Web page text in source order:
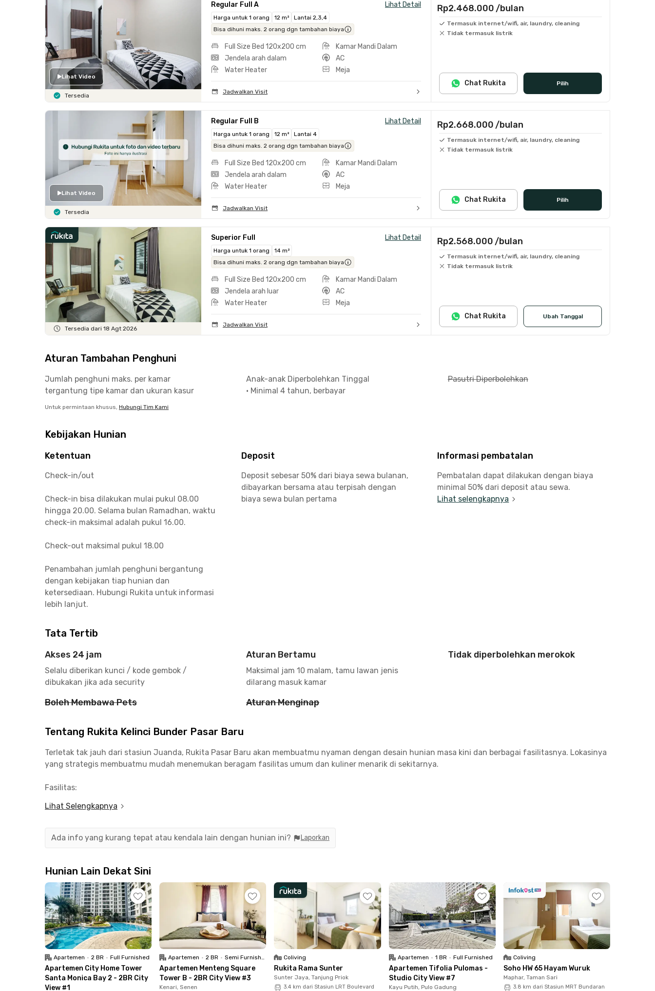
Lihat Video
Tersedia
Regular Full A Lihat Detail
Harga untuk 1 orang 12 m²
Lantai 2,3,4
Bisa dihuni maks. 2 orang dgn tambahan biaya
Full Size Bed 120x200 cm
Kamar Mandi Dalam
Jendela arah dalam
AC
Water Heater
Meja
Jadwalkan Visit
Rp2.468.000 /bulan
Termasuk internet/wifi, air, laundry, cleaning
Tidak termasuk listrik
Pilih
Chat Rukita
Lihat Video
Tersedia
Regular Full B Lihat Detail
Harga untuk 1 orang 12 m²
Lantai 4
Bisa dihuni maks. 2 orang dgn tambahan biaya
Full Size Bed 120x200 cm
Kamar Mandi Dalam
Jendela arah dalam
AC
Water Heater
Meja
Jadwalkan Visit
Rp2.668.000 /bulan
Termasuk internet/wifi, air, laundry, cleaning
Tidak termasuk listrik
Pilih
Chat Rukita
Tersedia dari 18 Agt 2026
Superior Full Lihat Detail
Harga untuk 1 orang
14 m²
Bisa dihuni maks. 2 orang dgn tambahan biaya
Full Size Bed 120x200 cm
Kamar Mandi Dalam
Jendela arah luar
AC
Water Heater
Meja
Jadwalkan Visit
Rp2.568.000 /bulan
Termasuk internet/wifi, air, laundry, cleaning
Tidak termasuk listrik
Ubah Tanggal
Chat Rukita
Aturan Tambahan Penghuni
Jumlah penghuni maks. per kamar
tergantung tipe kamar dan ukuran kasur
Anak-anak Diperbolehkan Tinggal
• Minimal 4 tahun, berbayar
Pasutri Diperbolehkan
Untuk permintaan khusus, Hubungi Tim Kami
Kebijakan Hunian
Ketentuan
Check-in/out
Check-in bisa dilakukan mulai pukul 08.00
hingga 20.00. Selama bulan Ramadhan, waktu
check-in maksimal adalah pukul 16.00.
Check-out maksimal pukul 18.00
Penambahan jumlah penghuni bergantung
dengan kebijakan tiap hunian dan
ketersediaan. Hubungi Rukita untuk informasi
lebih lanjut.
Deposit
Deposit sebesar 50% dari biaya sewa bulanan,
dibayarkan bersama atau terpisah dengan
biaya sewa bulan pertama
Informasi pembatalan
Pembatalan dapat dilakukan dengan biaya
minimal 50% dari deposit atau sewa.
Lihat selengkapnya
Tata Tertib
Akses 24 jam
Selalu diberikan kunci / kode gembok /
dibukakan jika ada security
Aturan Bertamu
Maksimal jam 10 malam, tamu lawan jenis
dilarang masuk kamar
Tidak diperbolehkan merokok
Boleh Membawa Pets Aturan Menginap
Tentang Rukita Kelinci Bunder Pasar Baru
Terletak tak jauh dari stasiun Juanda, Rukita Pasar Baru akan membuatmu nyaman dengan desain hunian masa kini dan berbagai fasilitasnya. Lokasinya
yang strategis membuatmu mudah menemukan beragam fasilitas umum dan kuliner menarik di sekitarnya.
Fasilitas:
- WiFi
- Cleaning dan laundry
- Dapur bersama
- Akses keamanan 24 jam
Untuk melindungi penghuni dari paparan COVID-19, unit Rukita ini disterilkan secara rutin oleh Tim Kebersihan kami. Semua unit Rukita juga dilengkapi
dengan hand sanitizer dan termometer yang bisa digunakan baik oleh penghuni maupun semua tamu yang berkunjung.
Unit Rukita Kelinci Bunder Pasar Baru dikelilingi oleh :
Pusat Perkantoran
- Ciputra Citra Tower 4.9 km
Universitas
Lihat Selengkapnya
Ada info yang kurang tepat atau kendala lain dengan hunian ini? Laporkan
Hunian Lain Dekat Sini
Apartemen • 2 BR • Full Furnished
Apartemen City Home Tower
Santa Monica Bay 2 - 2BR City
View #1
Apartemen • 2 BR • Semi Furnished
Apartemen Menteng Square
Tower B - 2BR City View #3
Kenari, Senen
Coliving
Rukita Rama Sunter
Sunter Jaya, Tanjung Priok
3.4 km dari Stasiun LRT Boulevard
Apartemen • 1 BR • Full Furnished
Apartemen Tifolia Pulomas -
Studio City View #7
Kayu Putih, Pulo Gadung
Coliving
Soho HW 65 Hayam Wuruk
Maphar, Taman Sari
3.8 km dari Stasiun MRT Bundaran